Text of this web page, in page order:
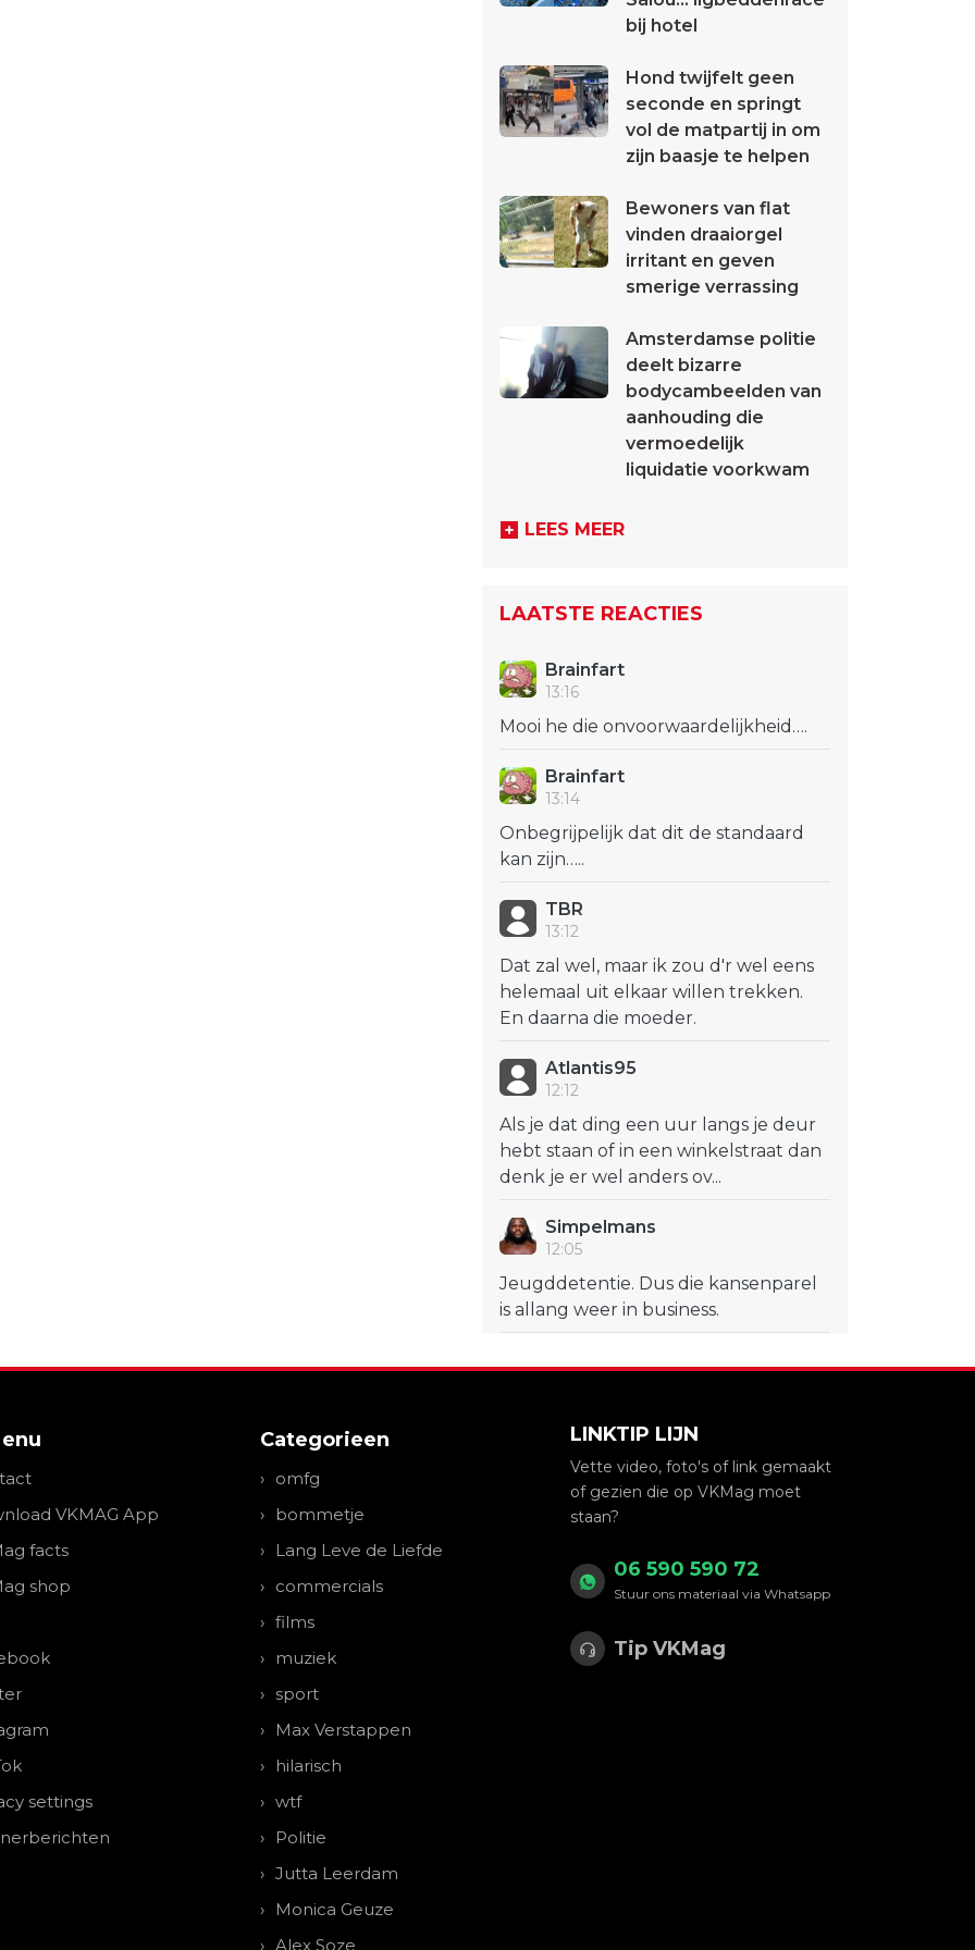
bij hotel
Hond twijfelt geen
seconde en springt
vol de matpartij in om
zijn baasje te helpen
Bewoners van flat
vinden draaiorgel
irritant en geven
smerige verrassing
Amsterdamse politie
deelt bizarre
bodycambeelden van
aanhouding die
vermoedelijk
liquidatie voorkwam
LEES MEER
LAATSTE REACTIES
Brainfart
13:16
Mooi he die onvoorwaardelijkheid….
Brainfart
13:14
Onbegrijpelijk dat dit de standaard
kan zijn…..
TBR
13:12
Dat zal wel, maar ik zou d'r wel eens
helemaal uit elkaar willen trekken.
En daarna die moeder.
Atlantis95
12:12
Als je dat ding een uur langs je deur
hebt staan of in een winkelstraat dan
denk je er wel anders ov...
Simpelmans
12:05
Jeugddetentie. Dus die kansenparel
is allang weer in business.
VKMAG App
facts
shop
settings
Categorieen
omfg
bommetje
Lang Leve de Liefde
commercials
films
muziek
sport
Max Verstappen
hilarisch
wtf
Politie
Jutta Leerdam
Monica Geuze
Alex Soze
LINKTIP LIJN
Vette video, foto's of link gemaakt
of gezien die op VKMag moet
staan?
06 590 590 72
Stuur ons materiaal via Whatsapp
Tip VKMag